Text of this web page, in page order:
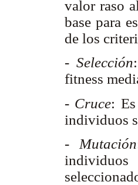
valor raso
base para
de los
- Selección
fitness
- Cruce:
individuos
- Mutación